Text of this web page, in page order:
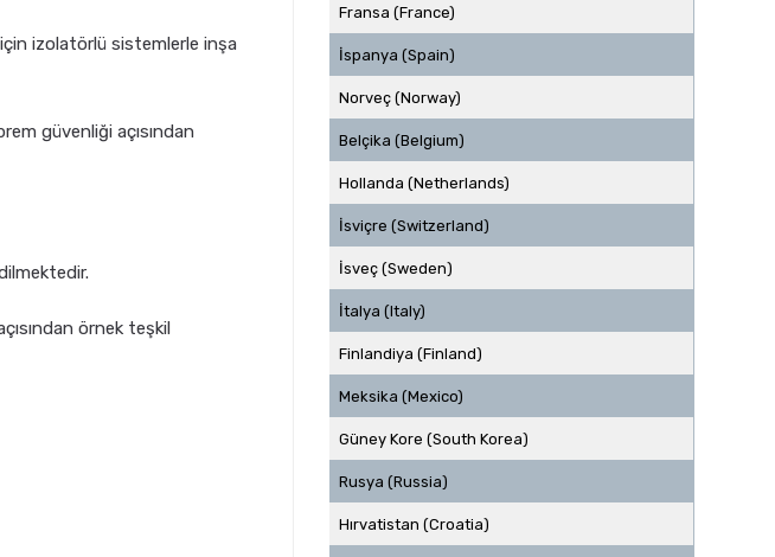
izolatörlü sistemlerle inşa
güvenliği açısından
örnek teşkil
Fransa (France)
İspanya (Spain)
Norveç (Norway)
Belçika (Belgium)
Hollanda (Netherlands)
İsviçre (Switzerland)
İsveç (Sweden)
İtalya (Italy)
Finlandiya (Finland)
Meksika (Mexico)
Güney Kore (South Korea)
Rusya (Russia)
Hırvatistan (Croatia)